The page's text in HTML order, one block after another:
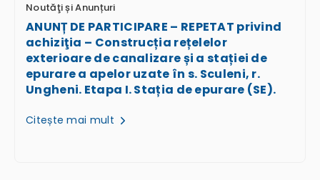
Noutăţi și Anunțuri
ANUNȚ DE PARTICIPARE – REPETAT privind
achiziţia – Construcția rețelelor
exterioare de canalizare și a stației de
epurare a apelor uzate în s. Sculeni, r.
Ungheni. Etapa I. Stația de epurare (SE).
Citește mai mult